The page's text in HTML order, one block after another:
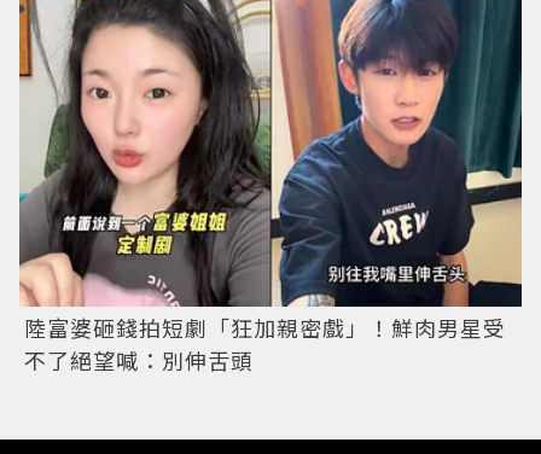
陸富婆砸錢拍短劇「狂加親密戲」！鮮肉男星受
不了絕望喊：別伸舌頭